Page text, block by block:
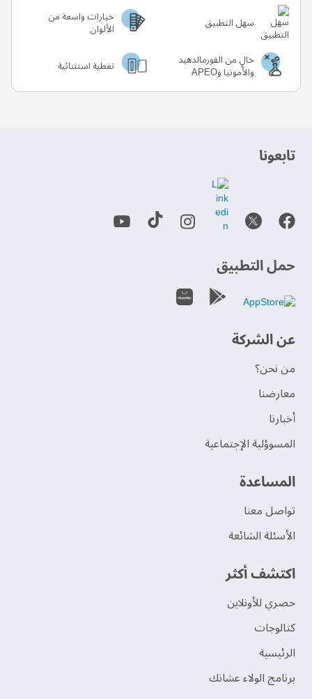
سهل التطبيق خيارات واسعة من
الألوان
خالٍ من الفورمالدهيد
والأمونيا وAPEO تغطية استثنائية
‫تابعونا‬
حمل التطبيق
عن الشركة
من نحن؟
‫معارضنا‬
‫أخبارنا‬
المسوؤلية الإجتماعية
‫المساعدة‬
تواصل معنا
الأسئلة الشائعة
اكتشف أكثر
حصري للأونلاين
‫كتالوجات‬
الرئيسية
برنامج الولاء عشانك